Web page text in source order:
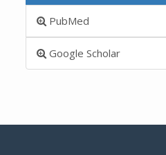
PubMed
Google Scholar